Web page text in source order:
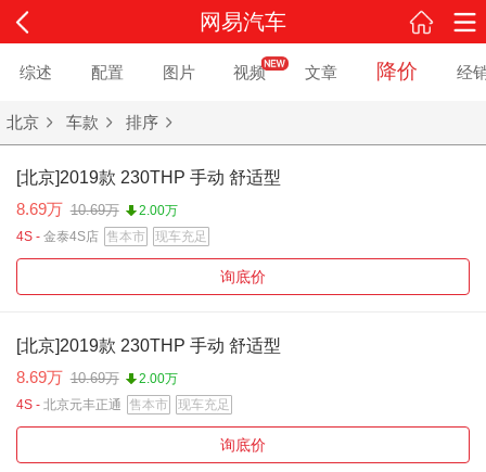
网易汽车
综述 配置 图片 视频 文章 降价 经
北京 车款 排序
[北京]2019款 230THP 手动 舒适型
8.69万 10.69万
2.00万
4S - 金泰4S店 售本市 现车充足
询底价
[北京]2019款 230THP 手动 舒适型
8.69万 10.69万
2.00万
4S - 北京元丰正通 售本市 现车充足
询底价